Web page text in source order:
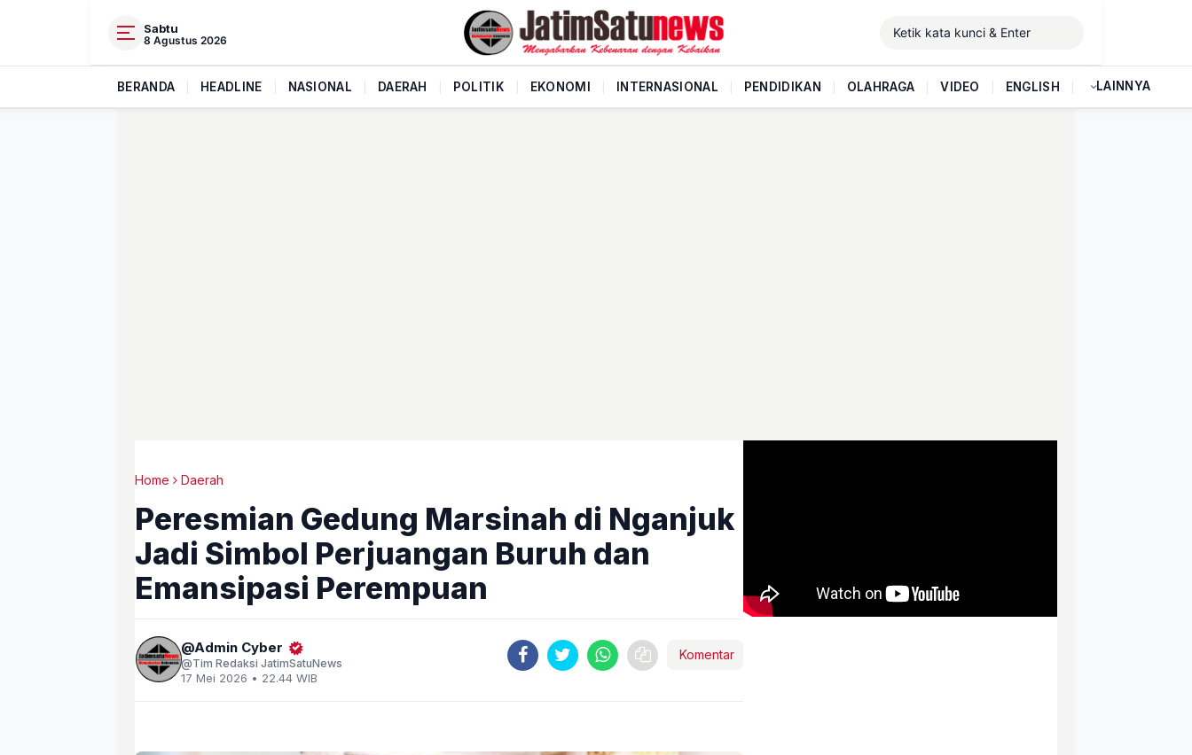
Sabtu
8 Agustus 2026
BERANDA HEADLINE NASIONAL DAERAH POLITIK EKONOMI INTERNASIONAL PENDIDIKAN OLAHRAGA VIDEO ENGLISH LAINNYA
Home Daerah
Peresmian Gedung Marsinah di Nganjuk
Jadi Simbol Perjuangan Buruh dan
Emansipasi Perempuan
Admin Cyber
Tim Redaksi JatimSatuNews
17 Mei 2026 • 22.44 WIB
Komentar